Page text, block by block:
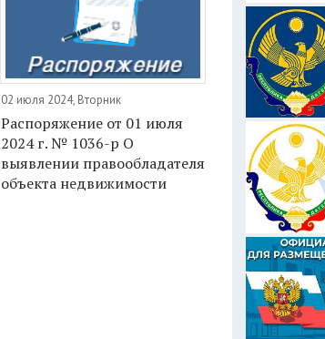
02 июля 2024, Вторник
Распоряжение от 01 июля
2024 г. № 1036-р О
выявлении правообладателя
объекта недвижимости